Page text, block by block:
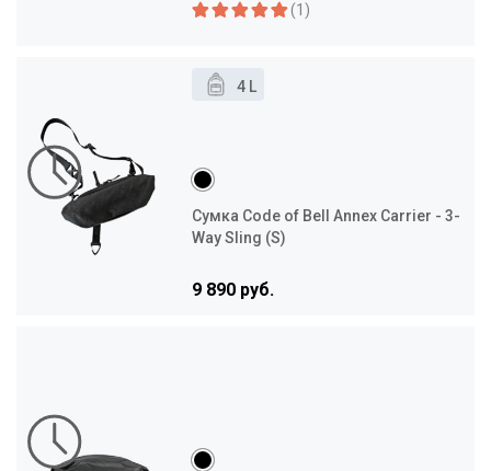
(1)
4 L
Сумка Code of Bell Annex Carrier - 3-
Way Sling (S)
9 890 руб.